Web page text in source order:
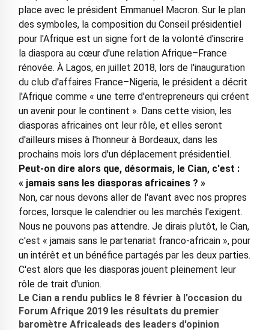
place avec le président Emmanuel Macron. Sur le plan
des symboles, la composition du Conseil présidentiel
pour l'Afrique est un signe fort de la volonté d'inscrire
la diaspora au cœur d'une relation Afrique–France
rénovée. À Lagos, en juillet 2018, lors de l'inauguration
du club d'affaires France–Nigeria, le président a décrit
l'Afrique comme « une terre d'entrepreneurs qui créent
un avenir pour le continent ». Dans cette vision, les
diasporas africaines ont leur rôle, et elles seront
d'ailleurs mises à l'honneur à Bordeaux, dans les
prochains mois lors d'un déplacement présidentiel.
Peut-on dire alors que, désormais, le Cian, c'est :
« jamais sans les diasporas africaines ? »
Non, car nous devons aller de l'avant avec nos propres
forces, lorsque le calendrier ou les marchés l'exigent.
Nous ne pouvons pas attendre. Je dirais plutôt, le Cian,
c'est « jamais sans le partenariat franco-africain », pour
un intérêt et un bénéfice partagés par les deux parties.
C'est alors que les diasporas jouent pleinement leur
rôle de trait d'union.
Le Cian a rendu publics le 8 février à l'occasion du
Forum Afrique 2019 les résultats du premier
baromètre Africaleads des leaders d'opinion